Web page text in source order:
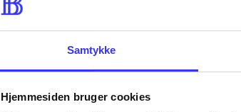
Samtykke
Hjemmesiden bruger cookies